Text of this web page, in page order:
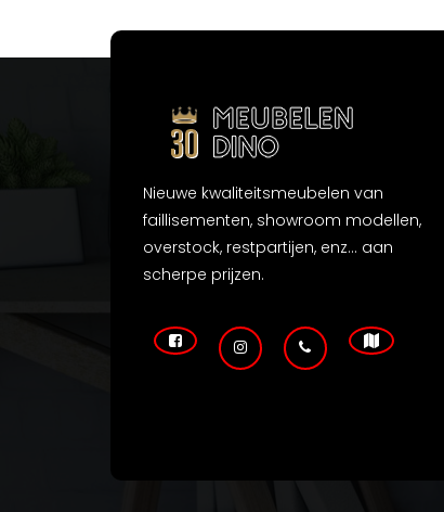
Nieuwe kwaliteitsmeubelen van
faillisementen, showroom modellen,
overstock, restpartijen, enz... aan
scherpe prijzen.